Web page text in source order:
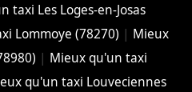
taxi Les Loges-en-Josas
Lommoye (78270) | Mieux
| Mieux qu'un taxi
qu'un taxi Louveciennes